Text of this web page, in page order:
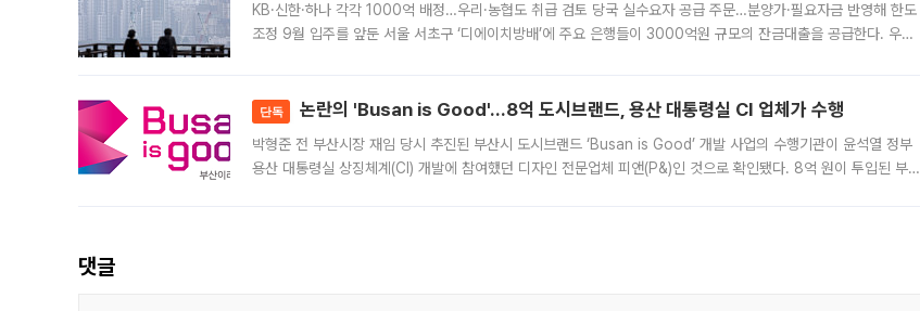
KB·신한·하나 각각 1000억 배정…우리·농협도 취급 검토 당국 실수요자 공급 주문…분양가·필요자금 반영해 한도
조정 9월 입주를 앞둔 서울 서초구 ‘디에이치방배’에 주요 은행들이 3000억원 규모의 잔금대출을 공급한다. 우리
단독 논란의 'Busan is Good'…8억 도시브랜드, 용산 대통령실 CI 업체가 수행
박형준 전 부산시장 재임 당시 추진된 부산시 도시브랜드 ‘Busan is Good’ 개발 사업의 수행기관이 윤석열 정부
용산 대통령실 상징체계(CI) 개발에 참여했던 디자인 전문업체 피앤(P&)인 것으로 확인됐다. 8억 원이 투입된 부산
댓글